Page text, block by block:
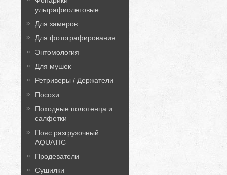
ультрафиолетовые
Для замеров
Для фотографирования
Энтомология
Для мушек
Ретриверы / Держатели
Посохи
Походные полотенца и
салфетки
Пояс разгрузочный
AQUATIC
Продеватели
Сушилки